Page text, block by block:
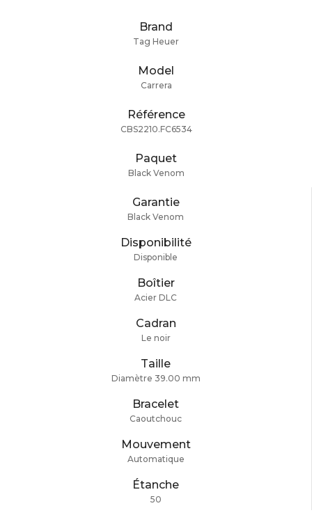
Brand
Tag Heuer
Model
Carrera
Référence
CBS2210.FC6534
Paquet
Black Venom
Garantie
Black Venom
Disponibilité
Disponible
Boîtier
Acier DLC
Cadran
Le noir
Taille
Diamètre 39.00 mm
Bracelet
Caoutchouc
Mouvement
Automatique
Étanche
50